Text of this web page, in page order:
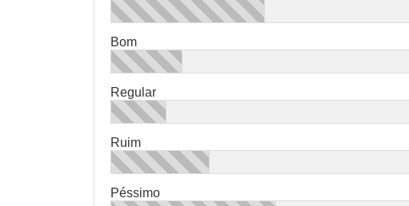
Bom
Regular
Ruim
Péssimo